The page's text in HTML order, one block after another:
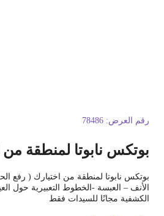
العرض: 78486
نابوتا لمنطقة من
نابوتا لمنطقة من اختيارك ( رفع الحاجبين
– العبسة -الخطوط التعبيرية حول العين
مجانًا للسيدات فقط